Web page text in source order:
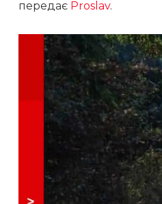
передає Proslav.